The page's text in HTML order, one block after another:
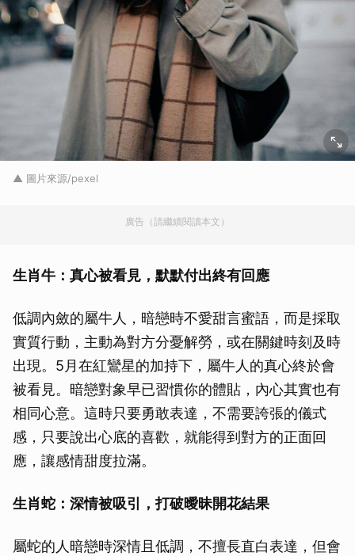
▲ 圖片來源/pexel
廣告（請繼續閱讀本文）
生肖牛：真心被看見，默默付出終有回應
低調內斂的屬牛人，暗戀時不愛甜言蜜語，而是採取
實質行動，主動為對方分憂解勞，或在關鍵時刻及時
出現。5月在紅鸞星的加持下，屬牛人的真心終於會
被看見。暗戀對象早已習慣你的體貼，內心其實也有
相同心意。這時只要勇敢表達，不需要誇張的儀式
感，只要說出心底的喜歡，就能得到對方的正面回
應，讓感情甜度拉滿。
生肖蛇：深情被吸引，打破曖昧開花結果
屬蛇的人暗戀時深情且低調，不擅長直白表達，但會